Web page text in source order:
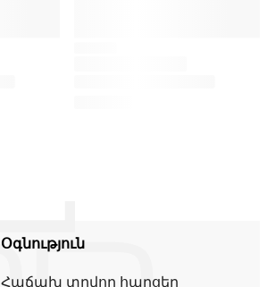
Օգնություն
Հաճախ տրվող հարցեր